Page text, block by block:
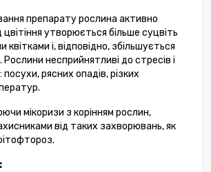
препарату рослина активно
цвітіння утворюється більше суцвіть
квітками і, відповідно, збільшується
несприйнятливі до стресів і
рясних опадів, різких
мікоризи з корінням рослин,
від таких захворювань, як